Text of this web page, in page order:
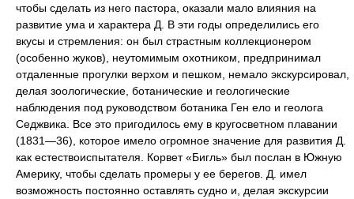
чтобы сделать из него пастора, оказали мало влияния на
развитие ума и характера Д. В эти годы определились его
вкусы и стремления: он был страстным коллекционером
(особенно жуков), неутомимым охотником, предпринимал
отдаленные прогулки верхом и пешком, немало экскурсировал,
делая зоологические, ботанические и геологические
наблюдения под руководством ботаника Ген ело и геолога
Седжвика. Все это пригодилось ему в кругосветном плавании
(1831—36), которое имело огромное значение для развития Д.
как естествоиспытателя. Корвет «Бигль» был послан в Южную
Америку, чтобы сделать промеры у ее берегов. Д. имел
возможность постоянно оставлять судно и, делая экскурсии